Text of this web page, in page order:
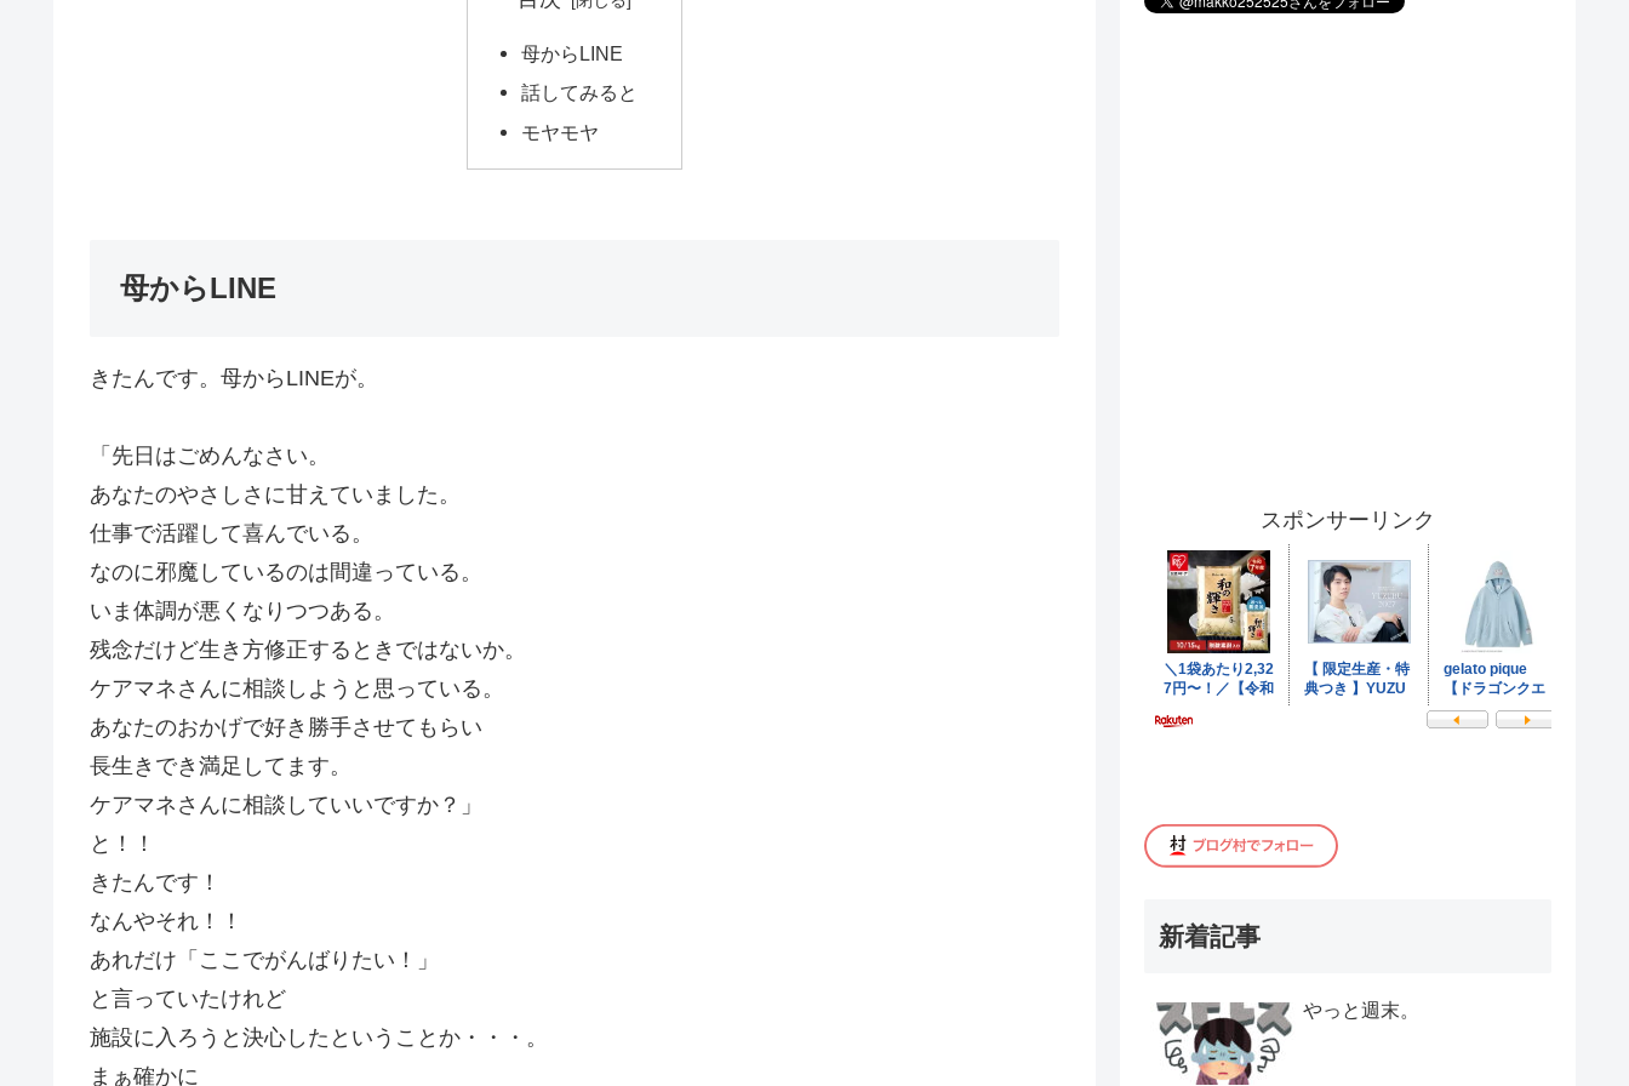
母からLINE
話してみると
モヤモヤ
母からLINE
きたんです。母からLINEが。
「先日はごめんなさい。
あなたのやさしさに甘えていました。
仕事で活躍して喜んでいる。
なのに邪魔しているのは間違っている。
いま体調が悪くなりつつある。
残念だけど生き方修正するときではないか。
ケアマネさんに相談しようと思っている。
あなたのおかげで好き勝手させてもらい
長生きでき満足してます。
ケアマネさんに相談していいですか？」
と！！
きたんです！
なんやそれ！！
あれだけ「ここでがんばりたい！」
と言っていたけれど
施設に入ろうと決心したということか・・・。
まぁ確かに
スポンサーリンク
新着記事
やっと週末。